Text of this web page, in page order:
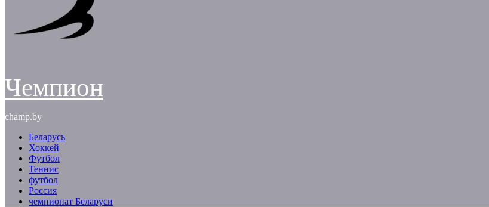
Чемпион
champ.by
Беларусь
Хоккей
Футбол
Теннис
футбол
Россия
чемпионат Беларуси